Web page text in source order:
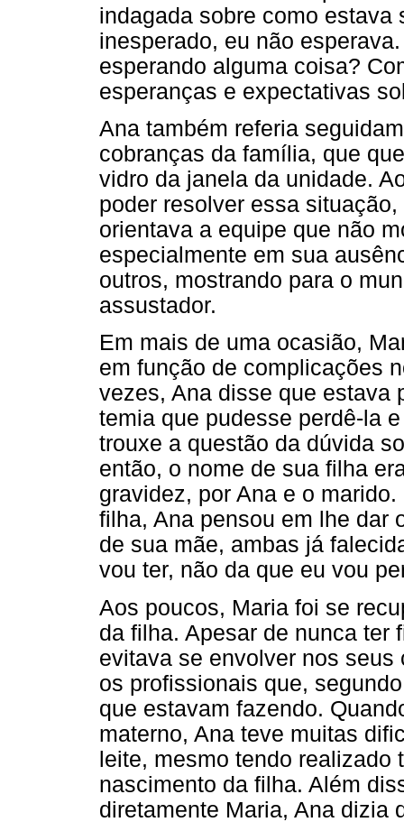
indagada sobre como
inesperado, eu não
esperando alguma coisa?
esperanças e expectativas
Ana também referia
cobranças da família, que
vidro da janela da unidade.
poder resolver essa
orientava a equipe que não
especialmente em sua
outros, mostrando para o
assustador.
Em mais de uma ocasião,
em função de complicações
vezes, Ana disse que estava
temia que pudesse perdê-la
trouxe a questão da dúvida
então, o nome de sua filha
gravidez, por Ana e o
filha, Ana pensou em lhe dar
de sua mãe, ambas já
vou ter, não da que eu vou
Aos poucos, Maria foi se
da filha. Apesar de nunca ter
evitava se envolver nos
os profissionais que,
que estavam fazendo.
materno, Ana teve muitas
leite, mesmo tendo realizado
nascimento da filha. Além
diretamente Maria, Ana dizia